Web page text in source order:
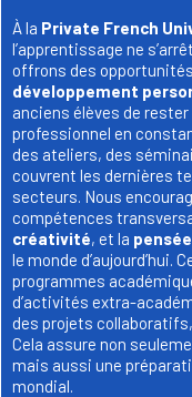
À la Private French
l’apprentissage ne
offrons des
développement
anciens élèves de
professionnel en
des ateliers, des
couvrent les dernières
secteurs. Nous
compétences
créativité, et la
le monde d’aujourd’hui.
programmes
d’activités extra-
des projets
Cela assure non
mais aussi une
mondial.